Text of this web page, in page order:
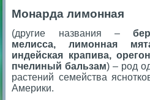
Монарда лимонная
(другие названия –
мелисса, лимонная
индейская крапива,
пчелиный бальзам) – род
растений семейства
Америки.